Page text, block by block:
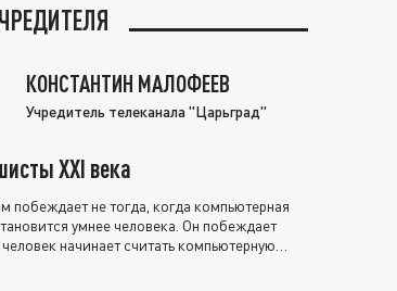
КОНСТАНТИН МАЛОФЕЕВ
Учредитель телеканала "Царьград"
XXI века
побеждает не тогда, когда компьютерная
умнее человека. Он побеждает
человек начинает считать компьютерную